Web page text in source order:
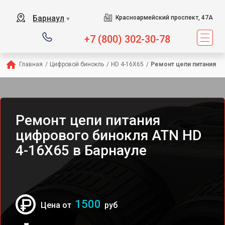
Барнаул ▼ Красноармейский проспект, 47А
+7 (800) 302-30-78
Главная / Цифровой бинокль / HD 4-16X65 / Ремонт цепи питания
Ремонт цепи питания
цифрового бинокля ATN HD
4-16X65 в Барнауле
Цена от 1500 руб